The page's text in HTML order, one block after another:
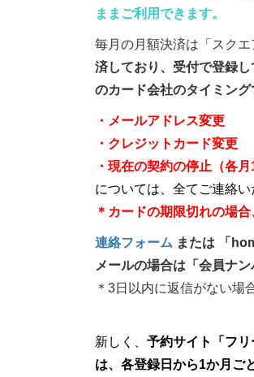
ままご利用できます。
毎月の月額決済は「スク
済しており、受付で登録
のカード会社のタイミング
・メールアドレス変更
・クレジットカード変更
・現在の契約の停止（各
については、全てご連絡い
＊カードの期限切れの場
連絡フォーム または 「
メールの場合は「会員ナ
＊3日以内に返信がない場
新しく、 予約サイト「フ
は、各登録日から1か月ご